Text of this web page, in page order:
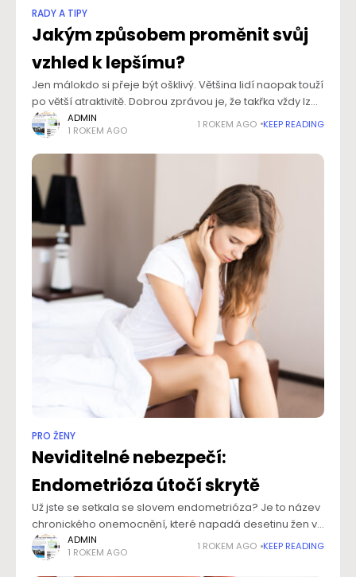
RADY A TIPY
Jakým způsobem proměnit svůj
vzhled k lepšímu?
Jen málokdo si přeje být ošklivý. Většina lidí naopak touží
po větší atraktivitě. Dobrou zprávou je, že takřka vždy lze
tohoto cíle dosáhnout. Někdy nám k tomu pomůže
změna životního
ADMIN
1 ROKEM AGO
1 ROKEM AGO KEEP READING
PRO ŽENY
Neviditelné nebezpečí:
Endometrióza útočí skrytě
Už jste se setkala se slovem endometrióza? Je to název
chronického onemocnění, které napadá desetinu žen v
reprodukčním věku na celém světě. Projevuje se
především ostrými dlouhodobými bolestmi v oblasti
ADMIN
1 ROKEM AGO
1 ROKEM AGO KEEP READING